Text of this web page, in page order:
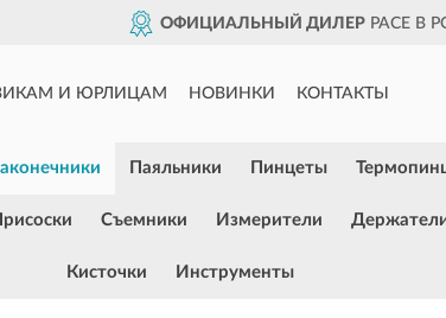
ОФИЦИАЛЬНЫЙ ДИЛЕР PACE В
И ЮРЛИЦАМ НОВИНКИ КОНТАКТЫ
Паяльники Пинцеты
Съемники Измерители
Кисточки Инструменты